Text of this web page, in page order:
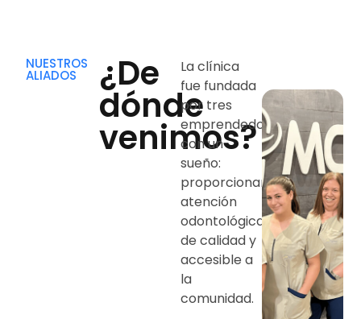
NUESTROS
ALIADOS ¿De
dónde
venimos?
La clínica
fue fundada
por tres
emprendedores
con un
sueño:
proporcionar
atención
odontológica
de calidad y
accesible a
la
comunidad.